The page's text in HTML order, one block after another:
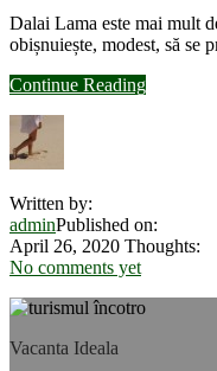
Dalai Lama este mai mult
obișnuiește, modest, să se
Continue Readingabout
Written by:
adminPublished on:
April 26, 2020 Thoughts:
No comments yet
Vacanta Ideala